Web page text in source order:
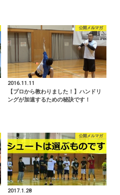
公開メルマガ
2016.11.11
【プロから教わりました！】ハンドリ
ングが加速するための秘訣です！
公開メルマガ
2017.1.28